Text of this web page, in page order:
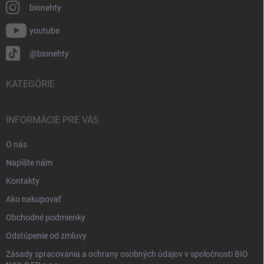
bionehty
youtube
@bionehty
KATEGÓRIE
INFORMÁCIE PRE VÁS
O nás
Napíšte nám
Kontakty
Ako nakupovať
Obchodné podmienky
Odstúpenie od zmluvy
Zásady spracovania a ochrany osobných údajov v spoločnosti BIO